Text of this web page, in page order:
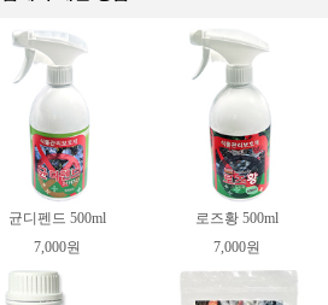
균디펜드 500ml
7,000원
로즈황 500ml
7,000원